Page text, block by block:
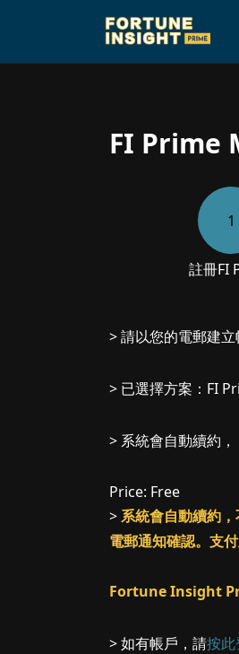
FI Prime Member
FI Prime
1
註冊FI
> 請以您的電郵建
> 已選擇方案：FI
> 系統會自動續約
Price: Free
>系統會自動續約
電郵通知確認。支
Fortune Insight
> 如有帳戶，請按此